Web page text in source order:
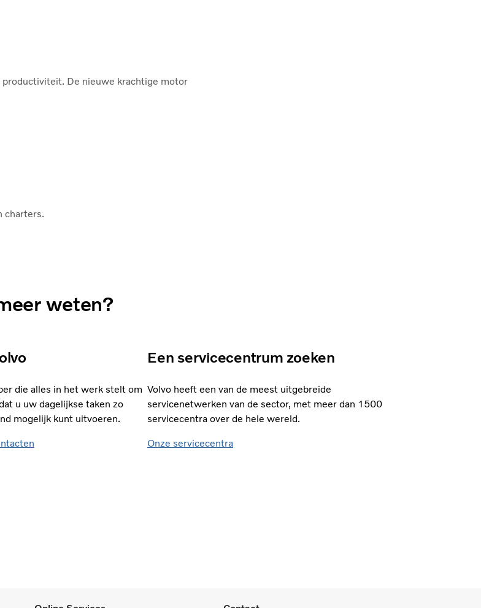
productiviteit. De nieuwe krachtige motor
charters.
weten?
die alles in het werk stelt om
u uw dagelijkse taken zo
mogelijk kunt uitvoeren.
Een servicecentrum zoeken
Volvo heeft een van de meest uitgebreide
servicenetwerken van de sector, met meer dan 1500
servicecentra over de hele wereld.
Onze servicecentra